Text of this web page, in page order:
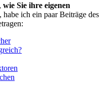
wie Sie ihre eigenen
, habe ich ein paar Beiträge des